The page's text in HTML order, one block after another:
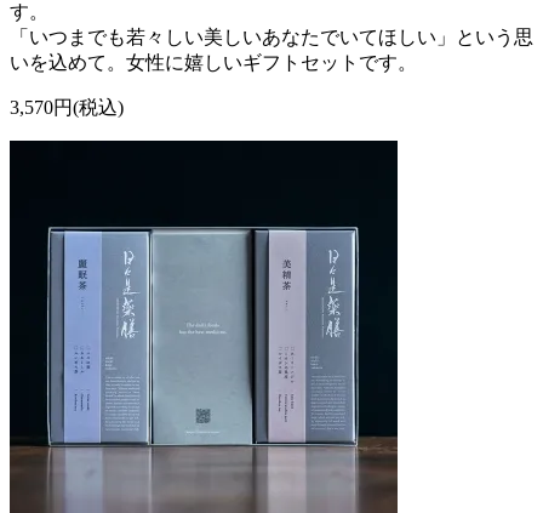
す。
「いつまでも若々しい美しいあなたでいてほしい」という思
いを込めて。女性に嬉しいギフトセットです。
3,570円(税込)